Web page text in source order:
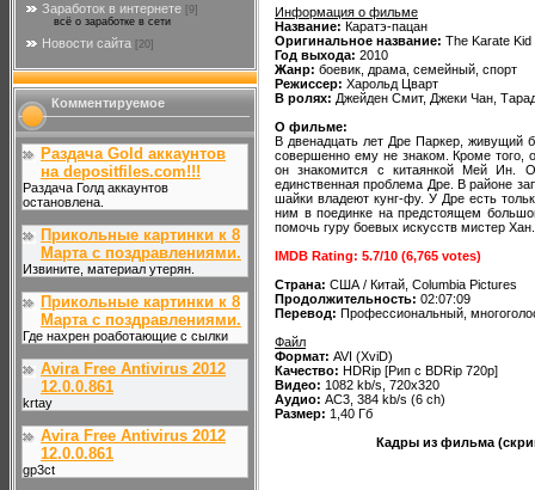
Заработок в интернете [9]
всё о заработке в сети
Новости сайта [20]
Комментируемое
Раздача Gold аккаунтов
на depositfiles.com!!!
Раздача Голд аккаунтов
остановлена.
Прикольные картинки к 8
Марта с поздравлениями.
Извините, материал утерян.
Прикольные картинки к 8
Марта с поздравлениями.
Где нахрен роаботающие с сылки
Avira Free Antivirus 2012
12.0.0.861
krtay
Avira Free Antivirus 2012
12.0.0.861
gp3ct
Информация о фильме
Название: Каратэ-пацан
Оригинальное название: The Karate Kid
Год выхода: 2010
Жанр: боевик, драма, семейный, спорт
Режиссер: Харольд Цварт
В ролях: Джейден Смит, Джеки Чан,
О фильме:
В двенадцать лет Дре Паркер, живущий
совершенно ему не знаком. Кроме того,
он знакомится с китаянкой Мей Ин.
единственная проблема Дре. В районе
шайки владеют кунг-фу. У Дре есть
ним в поединке на предстоящем
помочь гуру боевых искусств мистер
IMDB Rating: 5.7/10 (6,765 votes)
Страна: США / Китай, Columbia Pictures
Продолжительность: 02:07:09
Перевод: Профессиональный,
Файл
Формат: AVI (XviD)
Качество: HDRip [Рип с BDRip 720p]
Видео: 1082 kb/s, 720x320
Аудио: AC3, 384 kb/s (6 ch)
Размер: 1,40 Гб
Кадры из фильма